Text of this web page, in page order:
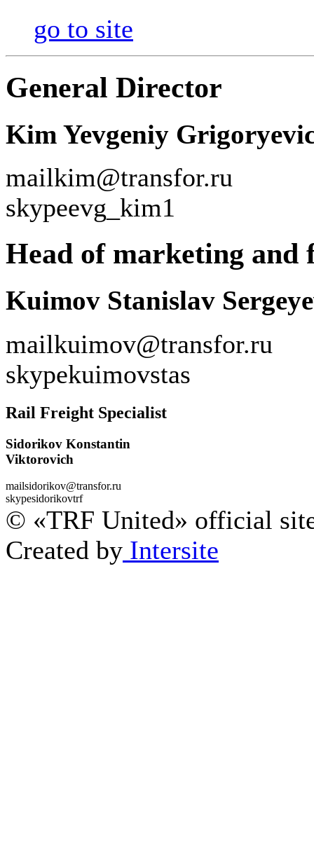
go to site
General Director
Kim Yevgeniy
mailkim@transfor.ru
skypeevg_kim1
Head of marketing and
Kuimov Stanislav
mailkuimov@transfor.ru
skypekuimovstas
Rail Freight Specialist
Sidorikov Konstantin
Viktorovich
mailsidorikov@transfor.ru
skypesidorikovtrf
© «TRF United» official
Created by Intersite